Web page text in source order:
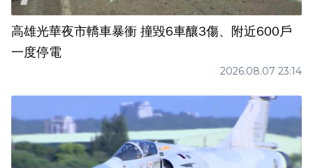
高雄光華夜市轎車暴衝 撞毀6車釀3傷、附近600戶
一度停電
2026.08.07 23:14